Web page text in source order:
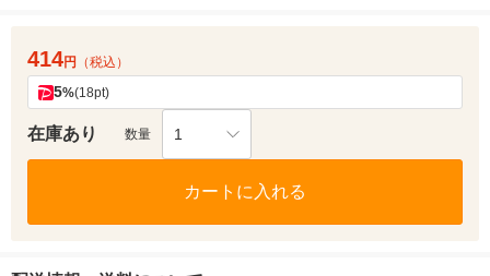
414円 （税込）
5%(18pt)
在庫あり 数量 1
カートに入れる